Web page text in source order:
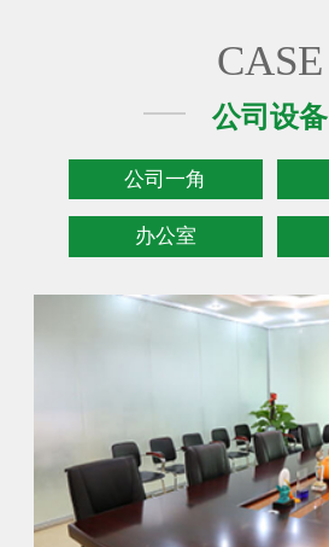
CASE
公司设备
公司一角
办公室